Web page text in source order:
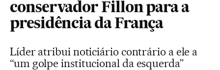
conservador Fillon para a
presidência da França
Líder atribui noticiário contrário a ele a
“um golpe institucional da esquerda”